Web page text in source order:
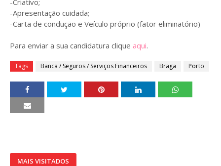
-Criativo;
-Apresentação cuidada;
-Carta de condução e Veículo próprio (fator eliminatório)
Para enviar a sua candidatura clique aqui.
Tags Banca / Seguros / Serviços Financeiros Braga Porto
MAIS VISITADOS